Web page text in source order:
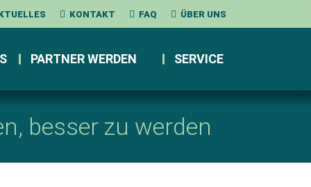
KONTAKT FAQ ÜBER UNS
PARTNER WERDEN SERVICE
besser zu werden